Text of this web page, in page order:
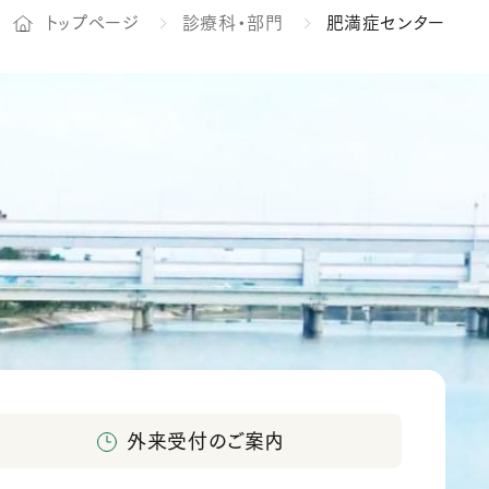
トップページ 診療科・部門 肥満症センター
外来受付のご案内